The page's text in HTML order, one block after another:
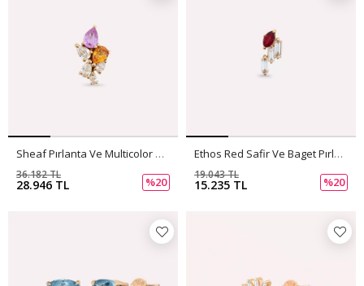
Sheaf Pırlanta Ve Multicolor Safir Taşlı Rose Altın Tek Küpe
28.946 TL
36.182 TL
%20
Ethos Red Safir Ve Baget Pırlanta Taşlı Rose Altın Tek Küpe
15.235 TL
19.043 TL
%20